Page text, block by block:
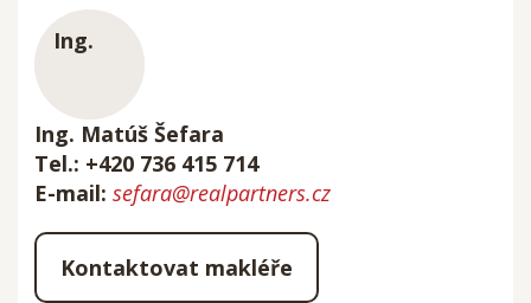
Ing. Matúš Šefara
Tel.: +420 736 415 714
E-mail: sefara@realpartners.cz
Kontaktovat makléře